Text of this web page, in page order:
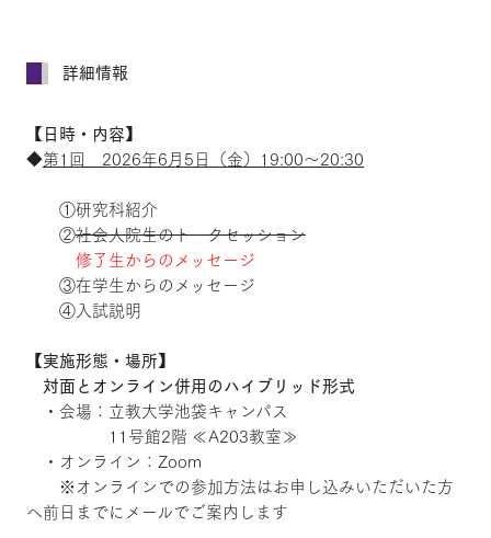
詳細情報
【日時・内容】
◆第1回 2026年6月5日（金）19:00～20:30
①研究科紹介
②社会人院生のトークセッション
修了生からのメッセージ
③在学生からのメッセージ
④入試説明
【実施形態・場所】
対面とオンライン併用のハイブリッド形式
・会場：立教大学池袋キャンパス
11号館2階 ≪A203教室≫
・オンライン：Zoom
※オンラインでの参加方法はお申し込みいただいた方
へ前日までにメールでご案内します